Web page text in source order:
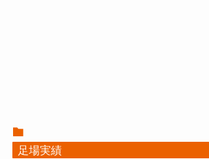
足場実績